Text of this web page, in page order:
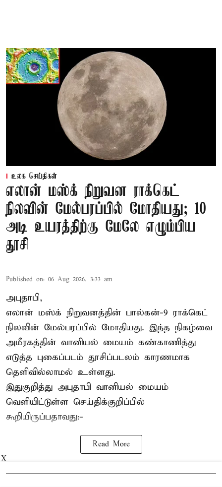
உலக செய்திகள்
எலான் மஸ்க் நிறுவன ராக்கெட்
நிலவின் மேல்பரப்பில் மோதியது; 10
அடி உயரத்திற்கு மேலே எழும்பிய
தூசி
Published on: 06 Aug 2026, 3:33 am
அபுதாபி,
எலான் மஸ்க் நிறுவனத்தின் பால்கன்-9 ராக்கெட்
நிலவின் மேல்பரப்பில் மோதியது. இந்த நிகழ்வை
அமீரகத்தின் வானியல் மையம் கண்காணித்து
எடுத்த புகைப்படம் தூசிப்படலம் காரணமாக
தெளிவில்லாமல் உள்ளது.
இதுகுறித்து அபுதாபி வானியல் மையம்
வெளியிட்டுள்ள செய்திக்குறிப்பில்
கூறியிருப்பதாவது:-
Read More
X